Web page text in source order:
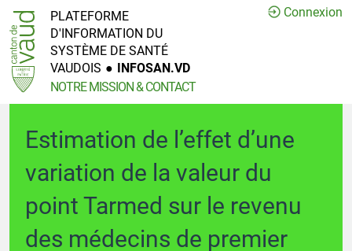
Connexion
PLATEFORME
D'INFORMATION DU
SYSTÈME DE SANTÉ
VAUDOIS ● INFOSAN.VD
NOTRE MISSION & CONTACT
Estimation de l’effet d’une
variation de la valeur du
point Tarmed sur le revenu
des médecins de premier